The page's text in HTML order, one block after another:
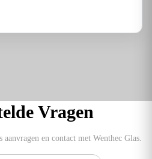
Vragen
en contact met Wenthec Glas.